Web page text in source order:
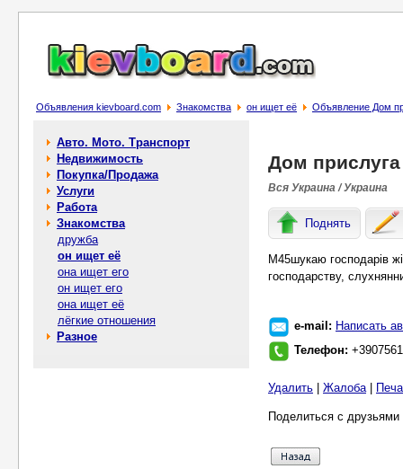
Объявления kievboard.com Знакомства он ищет её Объявление Дом
Авто. Мото. Транспорт
Недвижимость
Покупка/Продажа
Услуги
Работа
Знакомства
дружба
он ищет её
она ищет его
он ищет его
она ищет её
лёгкие отношения
Разное
Дом прислуга
Вся Украина / Украина
Поднять
М45шукаю господарів
господарству,
e-mail: Написать
Телефон:
Удалить Жалоба|
Поделиться с